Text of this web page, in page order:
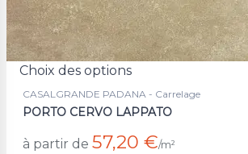
Choix des options
CASALGRANDE PADANA - Carrelage
PORTO CERVO LAPPATO
à partir de 57,20 €/m²